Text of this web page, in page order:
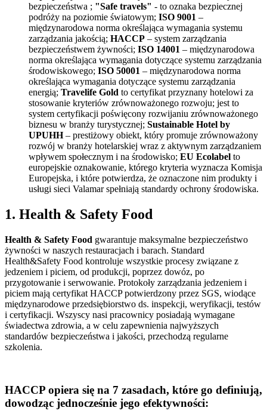
bezpieczeństwa ; "Safe travels" - to oznaka bezpiecznej
podróży na poziomie światowym; ISO 9001 –
międzynarodowa norma określająca wymagania systemu
zarządzania jakością; HACCP – system zarządzania
bezpieczeństwem żywności; ISO 14001 – międzynarodowa
norma określająca wymagania dotyczące systemu zarządzania
środowiskowego; ISO 50001 – międzynarodowa norma
określająca wymagania dotyczące systemu zarządzania
energią; Travelife Gold to certyfikat przyznany hotelowi za
stosowanie kryteriów zrównoważonego rozwoju; jest to
system certyfikacji poświęcony rozwijaniu zrównoważonego
biznesu w branży turystycznej; Sustainable Hotel by
UPUHH– prestiżowy obiekt, który promuje zrównoważony
rozwój w branży hotelarskiej wraz z aktywnym zarządzaniem
wpływem społecznym i na środowisko; EU Ecolabel to
europejskie oznakowanie, którego kryteria wyznacza Komisja
Europejska, i które potwierdza, że oznaczone nim produkty i
usługi sieci Valamar spełniają standardy ochrony środowiska.
1. Health & Safety Food
Health & Safety Food gwarantuje maksymalne bezpieczeństwo
żywności w naszych restauracjach i barach. Standard
Health&Safety Food kontroluje wszystkie procesy związane z
jedzeniem i piciem, od produkcji, poprzez dowóz, po
przygotowanie i serwowanie. Protokoły zarządzania jedzeniem i
piciem mają certyfikat HACCP potwierdzony przez SGS, wiodące
międzynarodowe przedsiębiorstwo ds. inspekcji, weryfikacji, testów
i certyfikacji. Wszyscy nasi pracownicy posiadają wymagane
świadectwa zdrowia, a w celu zapewnienia najwyższych
standardów bezpieczeństwa i jakości, przechodzą regularne
szkolenia.
HACCP opiera się na 7 zasadach, które go definiują,
dowodząc jednocześnie jego efektywności: